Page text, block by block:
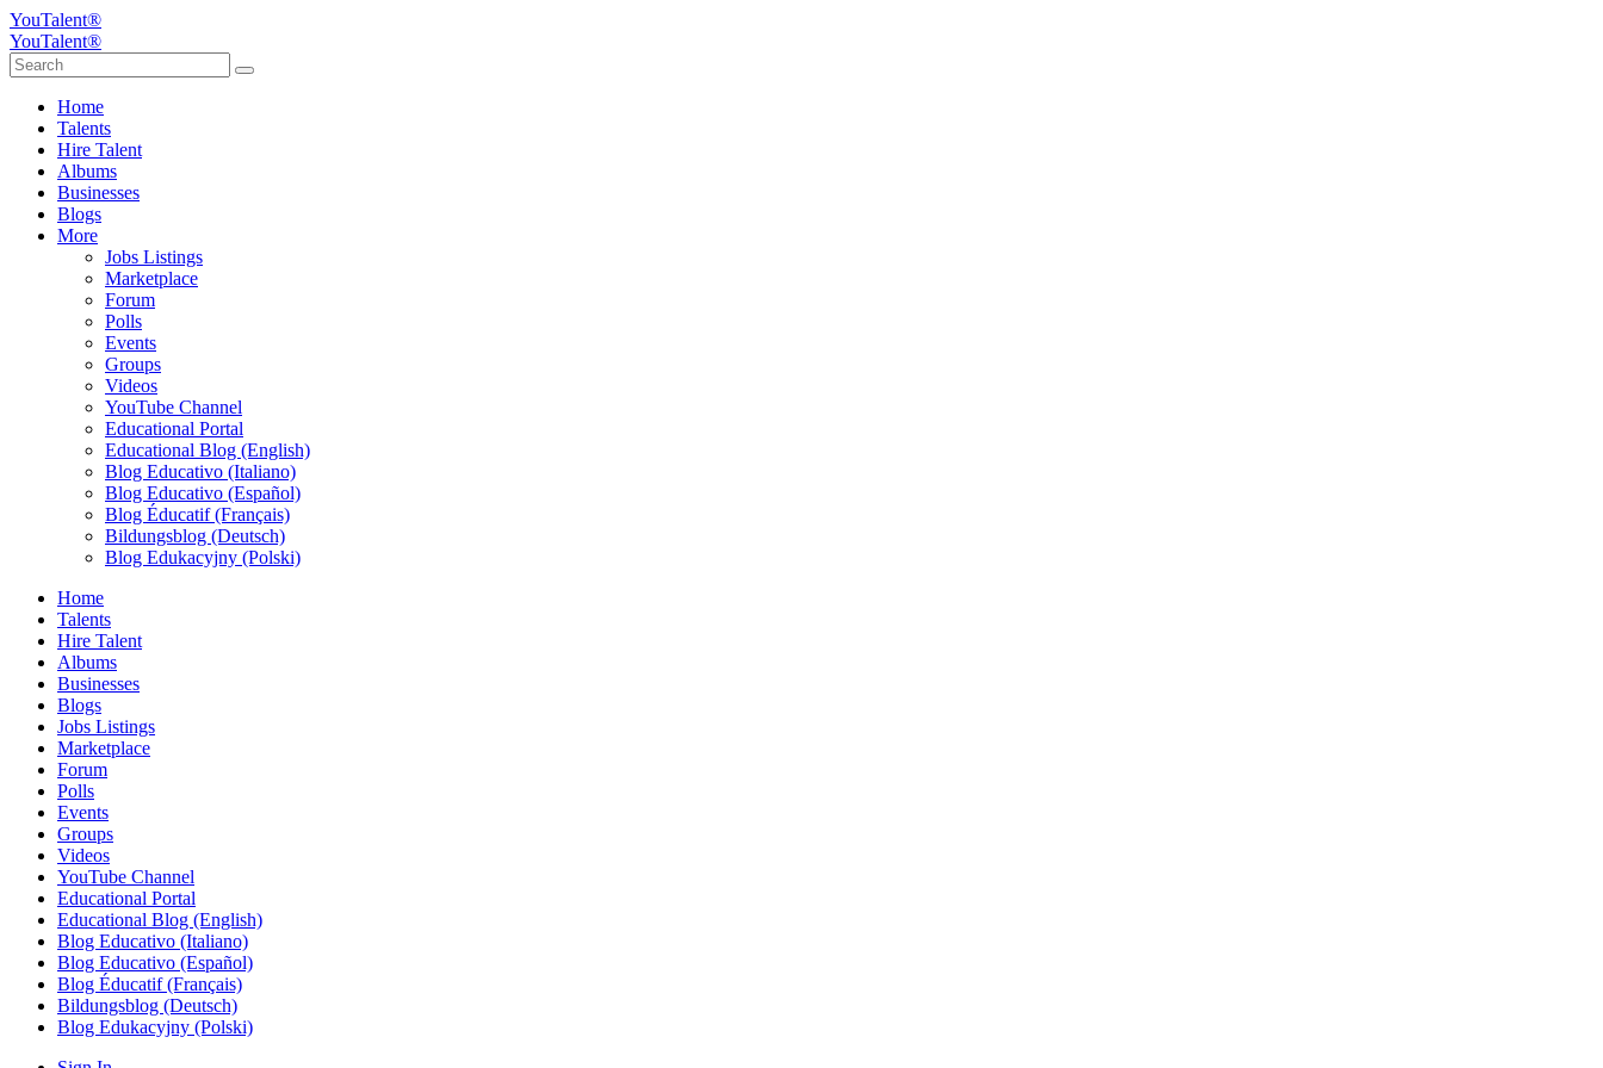
YouTalent®
YouTalent®
Home
Talents
Hire Talent
Albums
Businesses
Blogs
More
Jobs Listings
Marketplace
Forum
Polls
Events
Groups
Videos
YouTube Channel
Educational Portal
Educational Blog (English)
Blog Educativo (Italiano)
Blog Educativo (Español)
Blog Éducatif (Français)
Bildungsblog (Deutsch)
Blog Edukacyjny (Polski)
Home
Talents
Hire Talent
Albums
Businesses
Blogs
Jobs Listings
Marketplace
Forum
Polls
Events
Groups
Videos
YouTube Channel
Educational Portal
Educational Blog (English)
Blog Educativo (Italiano)
Blog Educativo (Español)
Blog Éducatif (Français)
Bildungsblog (Deutsch)
Blog Edukacyjny (Polski)